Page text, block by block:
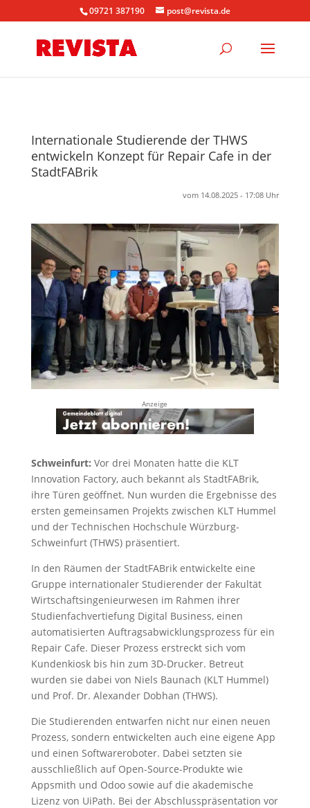
09721 387190 post@revista.de
Internationale Studierende der THWS
entwickeln Konzept für Repair Cafe in der
StadtFABrik
vom 14.08.2025 - 17:08 Uhr
Anzeige
Schweinfurt: Vor drei Monaten hatte die KLT
Innovation Factory, auch bekannt als StadtFABrik,
ihre Türen geöffnet. Nun wurden die Ergebnisse des
ersten gemeinsamen Projekts zwischen KLT Hummel
und der Technischen Hochschule Würzburg-
Schweinfurt (THWS) präsentiert.
In den Räumen der StadtFABrik entwickelte eine
Gruppe internationaler Studierender der Fakultät
Wirtschaftsingenieurwesen im Rahmen ihrer
Studienfachvertiefung Digital Business, einen
automatisierten Auftragsabwicklungsprozess für ein
Repair Cafe. Dieser Prozess erstreckt sich vom
Kundenkiosk bis hin zum 3D-Drucker. Betreut
wurden sie dabei von Niels Baunach (KLT Hummel)
und Prof. Dr. Alexander Dobhan (THWS).
Die Studierenden entwarfen nicht nur einen neuen
Prozess, sondern entwickelten auch eine eigene App
und einen Softwareroboter. Dabei setzten sie
ausschließlich auf Open-Source-Produkte wie
Appsmith und Odoo sowie auf die akademische
Lizenz von UiPath. Bei der Abschlusspräsentation vor